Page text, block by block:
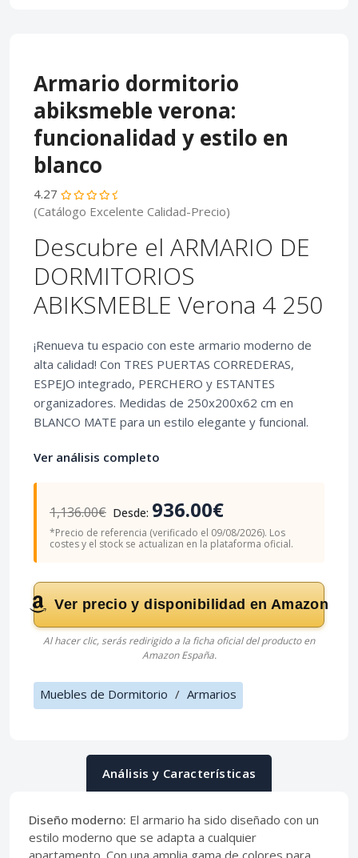
Armario dormitorio
abiksmeble verona:
funcionalidad y estilo en
blanco
4.27
(Catálogo Excelente Calidad-Precio)
Descubre el ARMARIO DE
DORMITORIOS
ABIKSMEBLE Verona 4 250
¡Renueva tu espacio con este armario moderno de
alta calidad! Con TRES PUERTAS CORREDERAS,
ESPEJO integrado, PERCHERO y ESTANTES
organizadores. Medidas de 250x200x62 cm en
BLANCO MATE para un estilo elegante y funcional.
Ver análisis completo
1,136.00€ Desde: 936.00€
*Precio de referencia (verificado el 09/08/2026). Los
costes y el stock se actualizan en la plataforma oficial.
Ver precio y disponibilidad en Amazon
Al hacer clic, serás redirigido a la ficha oficial del producto en
Amazon España.
Muebles de Dormitorio / Armarios
Análisis y Características
Diseño moderno: El armario ha sido diseñado con un
estilo moderno que se adapta a cualquier
apartamento. Con una amplia gama de colores para